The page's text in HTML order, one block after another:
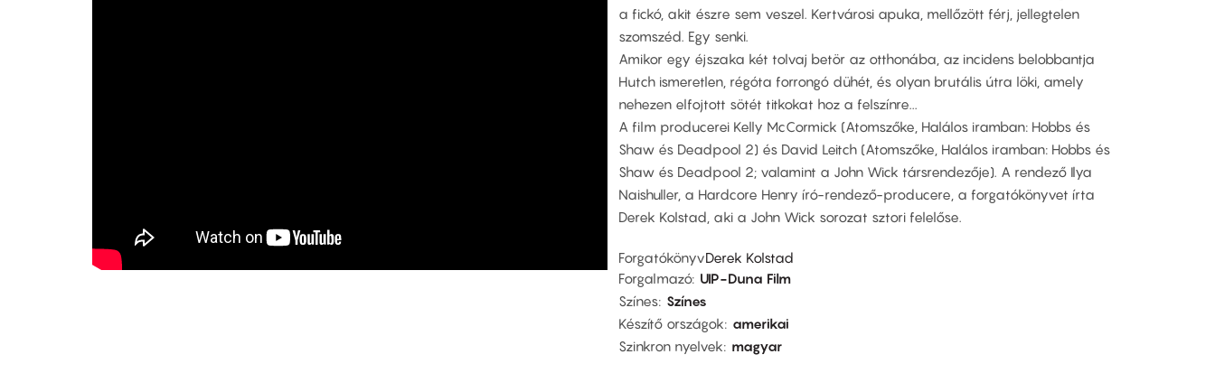
a fickó, akit észre sem veszel. Kertvárosi apuka, mellőzött férj, jellegtelen
szomszéd. Egy senki.
Amikor egy éjszaka két tolvaj betör az otthonába, az incidens belobbantja
Hutch ismeretlen, régóta forrongó dühét, és olyan brutális útra löki, amely
nehezen elfojtott sötét titkokat hoz a felszínre...
A film producerei Kelly McCormick (Atomszőke, Halálos iramban: Hobbs és
Shaw és Deadpool 2) és David Leitch (Atomszőke, Halálos iramban: Hobbs és
Shaw és Deadpool 2; valamint a John Wick társrendezője). A rendező Ilya
Naishuller, a Hardcore Henry író-rendező-producere, a forgatókönyvet írta
Derek Kolstad, aki a John Wick sorozat sztori felelőse.
ForgatókönyvDerek Kolstad
Forgalmazó UIP-Duna Film
Színes Színes
Készítő országok
amerikai
Szinkron nyelvek
magyar